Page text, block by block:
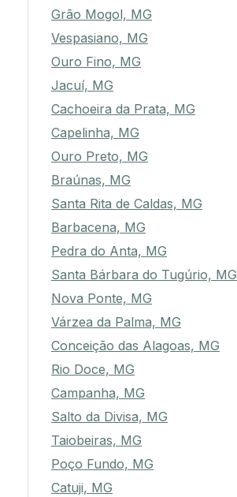
Grão Mogol, MG
Vespasiano, MG
Ouro Fino, MG
Jacuí, MG
Cachoeira da Prata, MG
Capelinha, MG
Ouro Preto, MG
Braúnas, MG
Santa Rita de Caldas, MG
Barbacena, MG
Pedra do Anta, MG
Santa Bárbara do Tugúrio, MG
Nova Ponte, MG
Várzea da Palma, MG
Conceição das Alagoas, MG
Rio Doce, MG
Campanha, MG
Salto da Divisa, MG
Taiobeiras, MG
Poço Fundo, MG
Catuji, MG